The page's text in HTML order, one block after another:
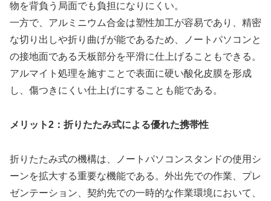
物を背負う局面でも負担になりにくい。
一方で、アルミニウム合金は塑性加工が容易であり、精密
な切り出しや折り曲げが能であるため、ノートパソコンと
の接地面である天板部分を平滑に仕上げることもできる。
アルマイト処理を施すことで表面に硬い酸化皮膜を形成
し、傷つきにくい仕上げにすることも能である。
メリット2：折りたたみ式による優れた携帯性
折りたたみ式の機構は、ノートパソコンスタンドの使用シ
ーンを拡大する重要な機能である。外出先での作業、プレ
ゼンテーション、契約先での一時的な作業環境において、